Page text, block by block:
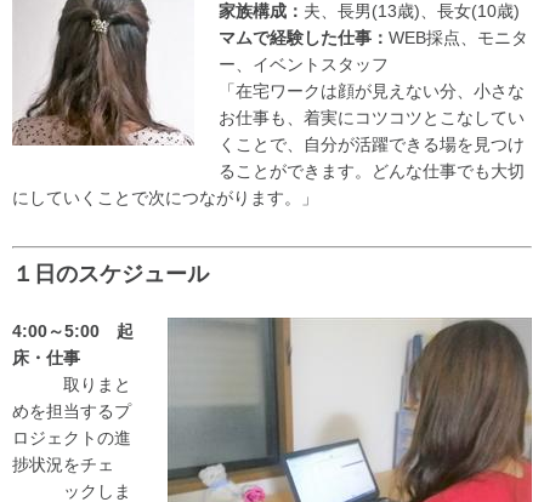
家族構成： 夫、長男(13歳)、長女(10歳)
マムで経験した仕事： WEB採点、モニタ
ー、イベントスタッフ
「在宅ワークは顔が見えない分、小さな
お仕事も、着実にコツコツとこなしてい
くことで、自分が活躍できる場を見つけ
ることができます。どんな仕事でも大切
にしていくことで次につながります。」
１日のスケジュール
4:00～5:00 起
床・仕事
取りまと
めを担当するプ
ロジェクトの進
捗状況をチェ
ックしま